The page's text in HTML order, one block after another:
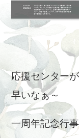
応援センター
早いなぁ～
一周年記念行